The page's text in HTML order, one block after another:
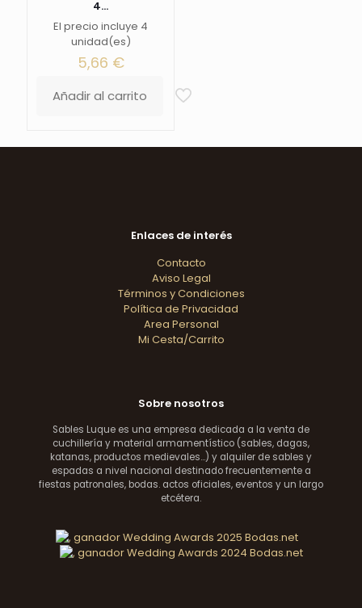
4...
El precio incluye 4
unidad(es)
5,66 €
Añadir al carrito
Enlaces de interés
Contacto
Aviso Legal
Términos y Condiciones
Política de Privacidad
Area Personal
Mi Cesta/Carrito
Sobre nosotros
Sables Luque es una empresa dedicada a la venta de
cuchillería y material armamentístico (sables, dagas,
katanas, productos medievales...) y alquiler de sables y
espadas a nivel nacional destinado frecuentemente a
fiestas patronales, bodas. actos oficiales, eventos y un largo
etcétera.